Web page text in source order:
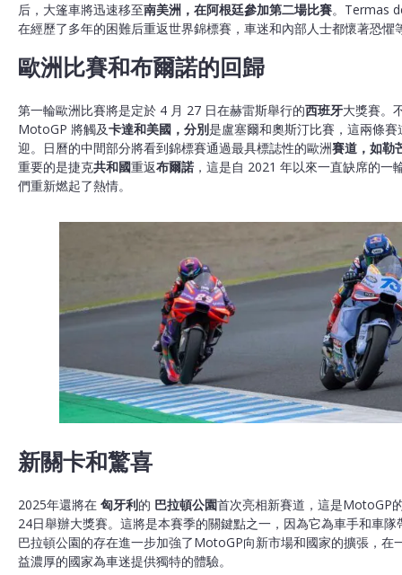
后，大篷車將迅速移至南美洲，在阿根廷參加第二場比賽。Termas
在經歷了多年的困難后重返世界錦標賽，車迷和內部人士都懷著恐懼
歐洲比賽和布爾諾的回歸
第一輪歐洲比賽將是定於 4 月 27 日在赫雷斯舉行的西班牙大獎賽。
MotoGP 將觸及卡達和美國，分別是盧塞爾和奧斯汀比賽，這兩條
迎。日曆的中間部分將看到錦標賽通過最具標誌性的歐洲賽道，如勒
重要的是捷克共和國重返布爾諾 ，這是自 2021 年以來一直缺席的一
們重新燃起了熱情。
新關卡和驚喜
2025年還將在 匈牙利的 巴拉頓公園首次亮相新賽道，這是MotoGP
24日舉辦大獎賽。這將是本賽季的關鍵點之一，因為它為車手和車隊
巴拉頓公園的存在進一步加強了MotoGP向新市場和國家的擴張，在
益濃厚的國家為車迷提供獨特的體驗。